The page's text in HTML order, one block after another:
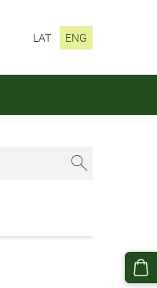
LAT ENG